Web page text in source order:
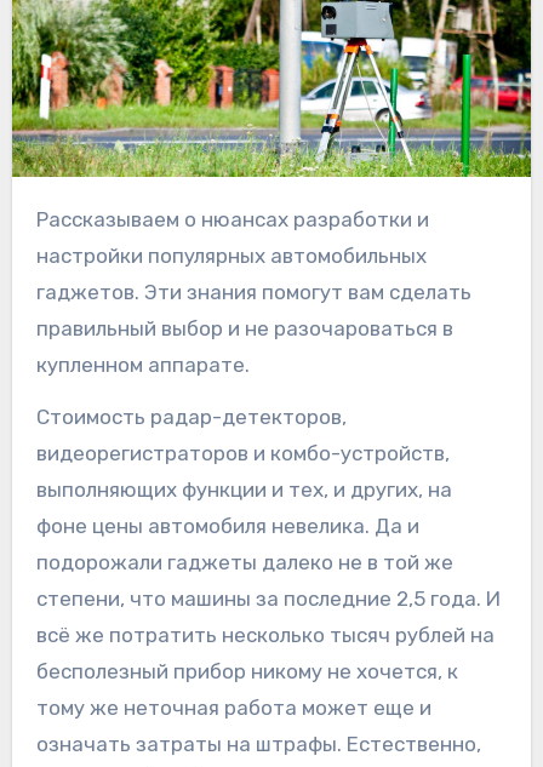
Рассказываем о нюансах разработки и
настройки популярных автомобильных
гаджетов. Эти знания помогут вам сделать
правильный выбор и не разочароваться в
купленном аппарате.
Стоимость радар-детекторов,
видеорегистраторов и комбо-устройств,
выполняющих функции и тех, и других, на
фоне цены автомобиля невелика. Да и
подорожали гаджеты далеко не в той же
степени, что машины за последние 2,5 года. И
всё же потратить несколько тысяч рублей на
бесполезный прибор никому не хочется, к
тому же неточная работа может еще и
означать затраты на штрафы. Естественно,